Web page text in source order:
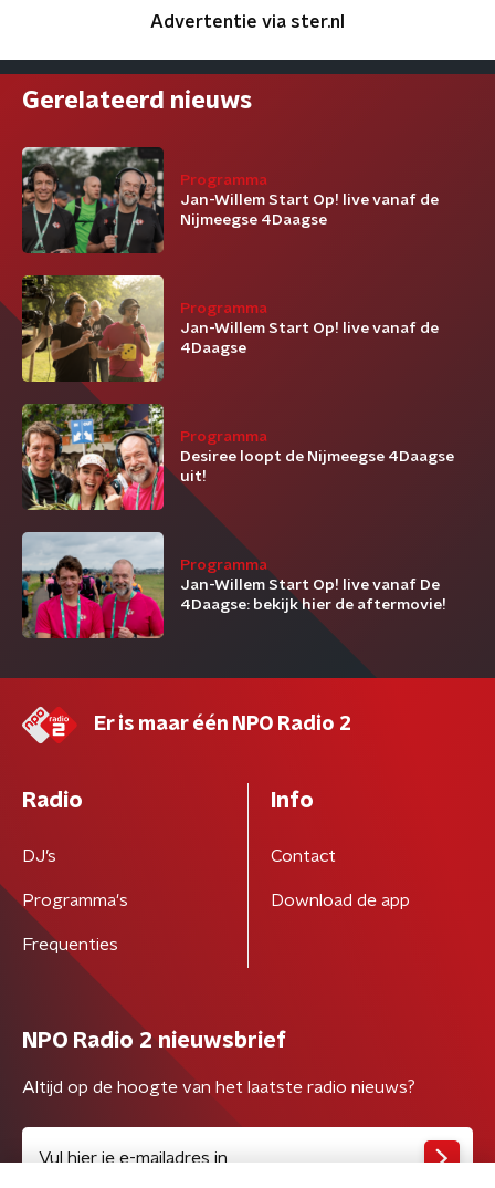
Advertentie via ster.nl
Gerelateerd nieuws
Programma
Jan-Willem Start Op! live vanaf de
Nijmeegse 4Daagse
Programma
Jan-Willem Start Op! live vanaf de
4Daagse
Programma
Desiree loopt de Nijmeegse 4Daagse
uit!
Programma
Jan-Willem Start Op! live vanaf De
4Daagse: bekijk hier de aftermovie!
Er is maar één NPO Radio 2
Radio
DJ’s
Programma's
Frequenties
Info
Contact
Download de app
NPO Radio 2 nieuwsbrief
Altijd op de hoogte van het laatste radio nieuws?